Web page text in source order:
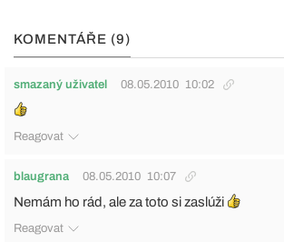
KOMENTÁŘE (9)
smazaný uživatel 08.05.2010 10:02
Reagovat
blaugrana 08.05.2010 10:07
Nemám ho rád, ale za toto si zaslúži
Reagovat